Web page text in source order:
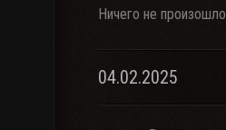
Ничего не произошло
04.02.2025